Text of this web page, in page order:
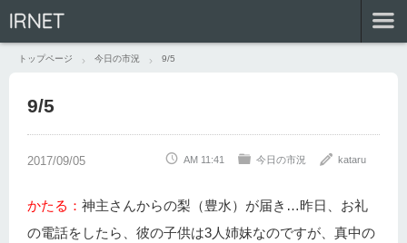
IRNET
トップページ 今日の市況 9/5
9/5
AM 11:41 今日の市況 kataru
かたる： 神主さんからの梨（豊水）が届き…昨日、お礼
の電話をしたら、彼の子供は3人姉妹なのですが、真中の